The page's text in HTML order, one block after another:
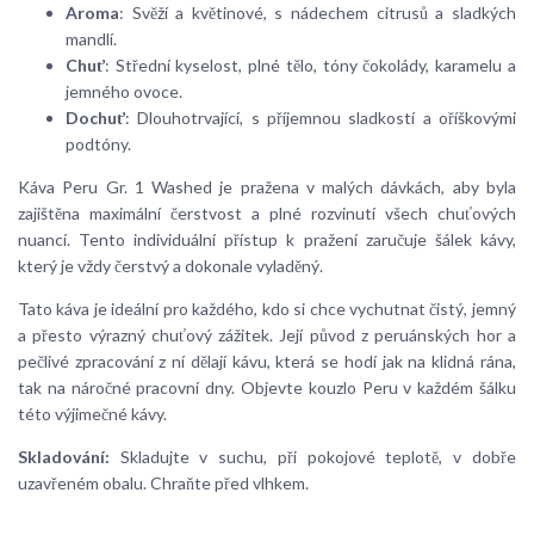
Aroma: Svěží a květinové, s nádechem citrusů a sladkých
mandlí.
Chuť: Střední kyselost, plné tělo, tóny čokolády, karamelu a
jemného ovoce.
Dochuť: Dlouhotrvající, s příjemnou sladkostí a oříškovými
podtóny.
Káva Peru Gr. 1 Washed je pražena v malých dávkách, aby byla
zajištěna maximální čerstvost a plné rozvinutí všech chuťových
nuancí. Tento individuální přístup k pražení zaručuje šálek kávy,
který je vždy čerstvý a dokonale vyladěný.
Tato káva je ideální pro každého, kdo si chce vychutnat čistý, jemný
a přesto výrazný chuťový zážitek. Její původ z peruánských hor a
pečlivé zpracování z ní dělají kávu, která se hodí jak na klidná rána,
tak na náročné pracovní dny. Objevte kouzlo Peru v každém šálku
této výjimečné kávy.
Skladování: Skladujte v suchu, při pokojové teplotě, v dobře
uzavřeném obalu. Chraňte před vlhkem.